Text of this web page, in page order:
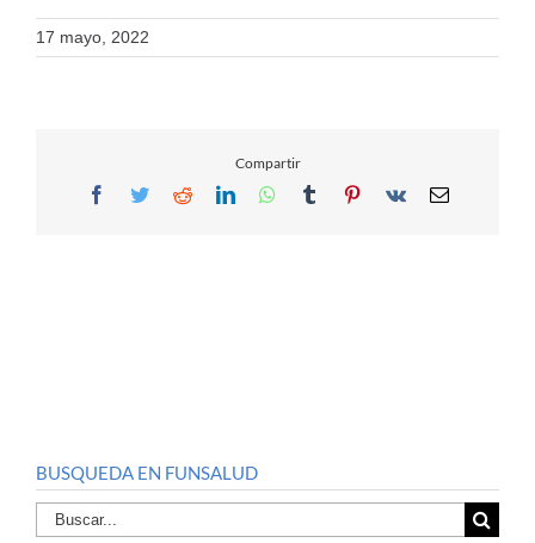
17 mayo, 2022
Compartir
Facebook
TwitterRedditLinkedInWhatsApp
TumblrPinterest
Vk Email
BUSQUEDA EN FUNSALUD
Buscar